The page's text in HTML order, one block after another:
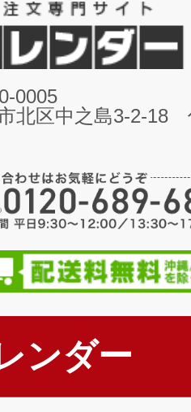
0005
北区中之島3-2-18
ンダー